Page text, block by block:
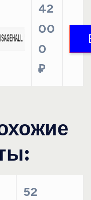
42
00
0
₽
52